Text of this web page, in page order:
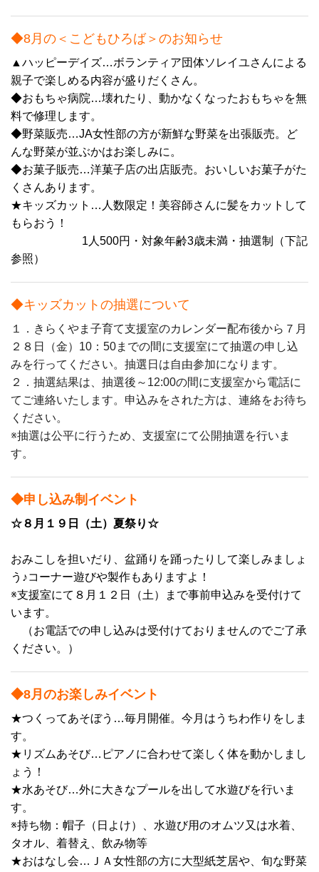
◆8月の＜こどもひろば＞のお知らせ
▲ハッピーデイズ…ボランティア団体ソレイユさんによる
親子で楽しめる内容が盛りだくさん。
◆おもちゃ病院…壊れたり、動かなくなったおもちゃを無
料で修理します。
◆野菜販売…JA女性部の方が新鮮な野菜を出張販売。ど
んな野菜が並ぶかはお楽しみに。
◆お菓子販売…洋菓子店の出店販売。おいしいお菓子がた
くさんあります。
★キッズカット…人数限定！美容師さんに髪をカットして
もらおう！
1人500円・対象年齢3歳未満・抽選制（下記
参照）
◆キッズカットの抽選について
１．きらくやま子育て支援室のカレンダー配布後から７月
２８日（金）10：50までの間に支援室にて抽選の申し込
みを行ってください。抽選日は自由参加になります。
２．抽選結果は、抽選後～12:00の間に支援室から電話に
てご連絡いたします。申込みをされた方は、連絡をお待ち
ください。
※抽選は公平に行うため、支援室にて公開抽選を行いま
す。
◆申し込み制イベント
☆８月１９日（土）夏祭り☆
おみこしを担いだり、盆踊りを踊ったりして楽しみましょ
う♪コーナー遊びや製作もありますよ！
※支援室にて８月１２日（土）まで事前申込みを受付けて
います。
（お電話での申し込みは受付けておりませんのでご了承
ください。）
◆8月のお楽しみイベント
★つくってあそぼう…毎月開催。今月はうちわ作りをしま
す。
★リズムあそび…ピアノに合わせて楽しく体を動かしまし
ょう！
★水あそび…外に大きなプールを出して水遊びを行いま
す。
※持ち物：帽子（日よけ）、水遊び用のオムツ又は水着、
タオル、着替え、飲み物等
★おはなし会…ＪＡ女性部の方に大型紙芝居や、旬な野菜